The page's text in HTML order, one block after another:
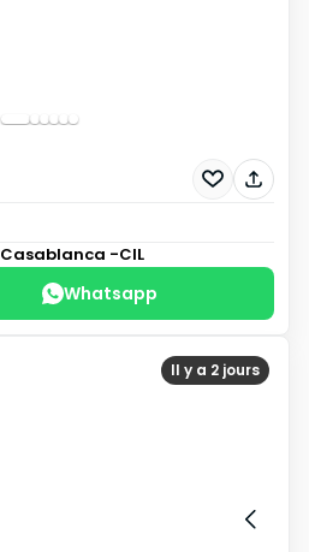
Casablanca -CIL
Whatsapp
Il y a 2 jours